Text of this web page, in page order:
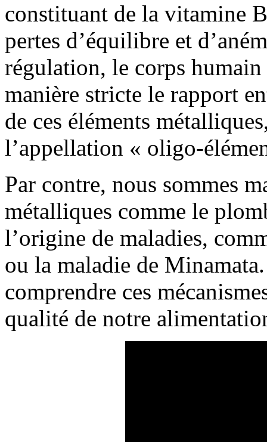
constituant de la vitamine
pertes d’équilibre et
régulation, le corps
manière stricte le rapport
de ces éléments
l’appellation « oligo-
Par contre, nous sommes
métalliques comme le
l’origine de maladies,
ou la maladie de
comprendre ces
qualité de notre